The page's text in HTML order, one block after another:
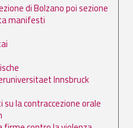
di Bolzano poi sezione
manifesti
Innsbruck
su la contraccezione orale